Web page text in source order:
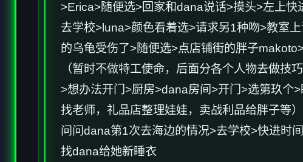
>Erica>随便选>回家和dana说话>摸头>左上
去学校>luna>颜色看着选>请求另1种吻>教室
的乌龟受伤了>随便选>点店铺街的胖子
（暂时不做特工使命，后面分各个人物去做技
>想办法开门>厨房>dana房间>开门>选第玖个
找老师，礼品店整理娃娃，卖战利品给胖子等
问问dana第1次去海边的情况>去学校>快进时
找dana给她新睡衣